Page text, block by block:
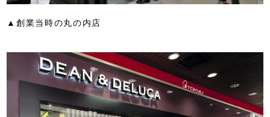
▲創業当時の丸の内店